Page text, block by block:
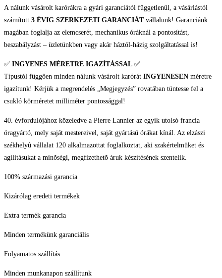
A nálunk vásárolt karórákra a gyári garanciától függetlenül, a vásárlástól
számított 3 ÉVIG SZERKEZETI GARANCIÁTvállalunk! Garanciánk
magában foglalja az elemcserét, mechanikus óráknál a pontosítást,
beszabályzást – üzletünkben vagy akár háztól-házig szolgáltatással is!
✅ INGYENES MÉRETRE IGAZÍTÁSSAL ✅
Típustól függően minden nálunk vásárolt karórát INGYENESEN méretre
igazítunk! Kérjük a megrendelés „Megjegyzés” rovatában tüntesse fel a
csukló körméretet milliméter pontossággal!
40. évfordulójához közeledve a Pierre Lannier az egyik utolsó francia
óragyártó, mely saját mestereivel, saját gyártású órákat kínál. Az elzászi
székhelyû vállalat 120 alkalmazottat foglalkoztat, aki szakértelmüket és
agilitásukat a minõségi, megfizethetõ áruk készítésének szentelik.
100% származási garancia
Kizárólag eredeti termékek
Extra termék garancia
Minden termékünk garanciális
Folyamatos szállítás
Minden munkanapon szállítunk